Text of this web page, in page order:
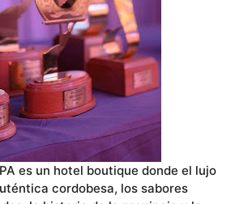
es un hotel boutique donde el lujo
cordobesa, los sabores